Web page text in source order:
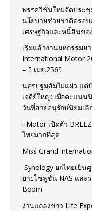
พรรควิชั่นใหม่จัดประ
นโยบายช่วยชาติครอ
เศรษฐกิจและหนี้สินขอ
เริ่มแล้วงานมหกรรมย
International Motor
– 5 เมย.2569
นครปฐมส้มไม่แผ่ว แต่
เจดีย์ใหญ่: เมื่อคะแนน
วันที่สายอนุรักษ์นิยมเลิ
i-Motor เปิดตัว
ไทยมากที่สุด
Miss Grand
Synology ยกไทยเป็น
ยายโซลูชัน NAS และ
Boom
งานแถลงข่าว Life